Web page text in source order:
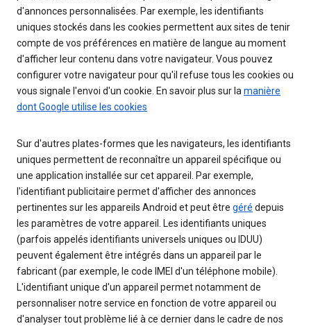
d'annonces personnalisées. Par exemple, les identifiants
uniques stockés dans les cookies permettent aux sites de tenir
compte de vos préférences en matière de langue au moment
d'afficher leur contenu dans votre navigateur. Vous pouvez
configurer votre navigateur pour qu'il refuse tous les cookies ou
vous signale l'envoi d'un cookie. En savoir plus sur lamanière
dont Google utilise les cookies
Sur d'autres plates-formes que les navigateurs, les identifiants
uniques permettent de reconnaître un appareil spécifique ou
une application installée sur cet appareil. Par exemple,
l'identifiant publicitaire permet d'afficher des annonces
pertinentes sur les appareils Android et peut être géré depuis
les paramètres de votre appareil. Les identifiants uniques
(parfois appelés identifiants universels uniques ou IDUU)
peuvent également être intégrés dans un appareil par le
fabricant (par exemple, le code IMEI d'un téléphone mobile).
L'identifiant unique d'un appareil permet notamment de
personnaliser notre service en fonction de votre appareil ou
d'analyser tout problème lié à ce dernier dans le cadre de nos